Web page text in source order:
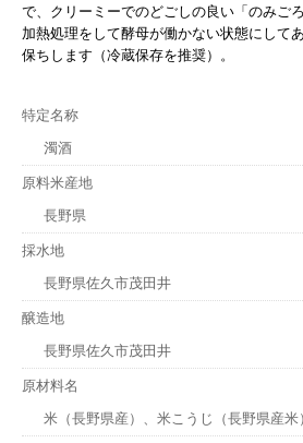
で、クリーミーでのどごしの良い「のみごろ
加熱処理をして酵母が働かない状態にして
保ちします（冷蔵保存を推奨）。
特定名称
濁酒
原料米産地
長野県
採水地
長野県佐久市茂田井
醸造地
長野県佐久市茂田井
原材料名
米（長野県産）、米こうじ（長野県産米）